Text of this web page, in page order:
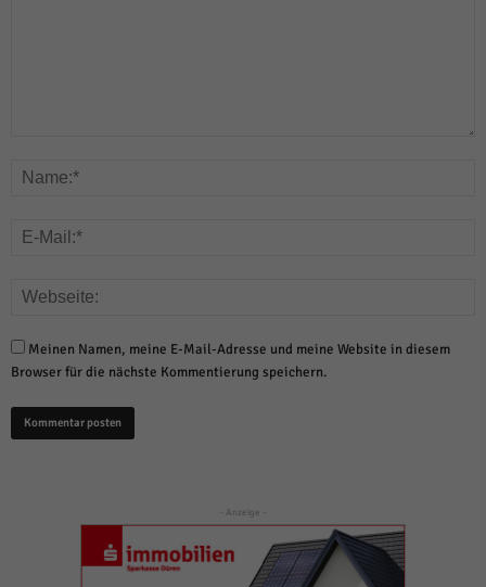
Meinen Namen, meine E-Mail-Adresse und meine Website in diesem
Browser für die nächste Kommentierung speichern.
- Anzeige -